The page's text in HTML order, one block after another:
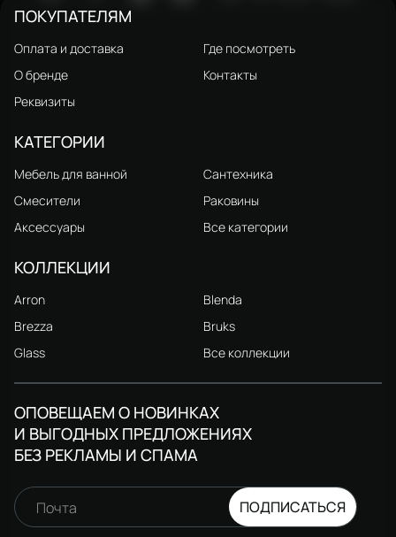
ПОКУПАТЕЛЯМ
Оплата и доставка
Где посмотреть
О бренде
Контакты
Реквизиты
КАТЕГОРИИ
Мебель для ванной
Сантехника
Смесители
Раковины
Аксессуары
Все категории
КОЛЛЕКЦИИ
Arron
Blenda
Brezza
Bruks
Glass
Все коллекции
ОПОВЕЩАЕМ О НОВИНКАХ
И ВЫГОДНЫХ ПРЕДЛОЖЕНИЯХ
БЕЗ РЕКЛАМЫ И СПАМА
Почта ПОДПИСАТЬСЯ